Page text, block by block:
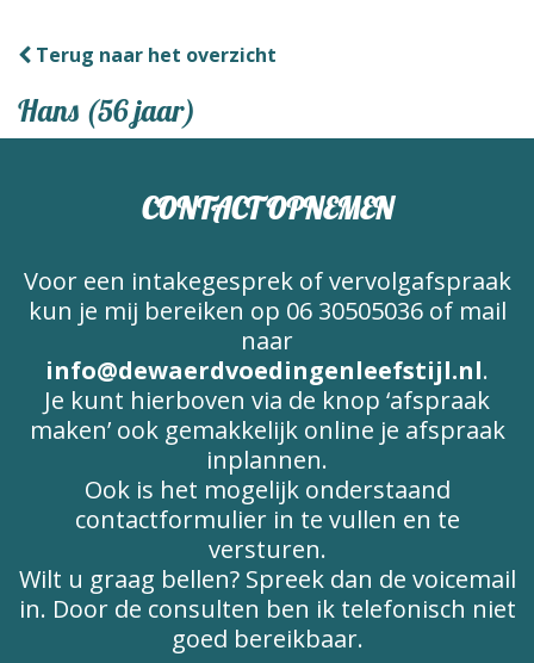
g
a
o
n
Terug naar het overzicht
Hans (56 jaar)
CONTACT OPNEMEN
Voor een intakegesprek of vervolgafspraak
kun je mij bereiken op 06 30505036 of mail
naar
info@dewaerdvoedingenleefstijl.nl.
Je kunt hierboven via de knop ‘afspraak
maken’ ook gemakkelijk online je afspraak
inplannen.
Ook is het mogelijk onderstaand
contactformulier in te vullen en te
versturen.
Wilt u graag bellen? Spreek dan de voicemail
in. Door de consulten ben ik telefonisch niet
goed bereikbaar.